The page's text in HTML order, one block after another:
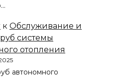
к Обслуживание и
системы
отопления
автономного